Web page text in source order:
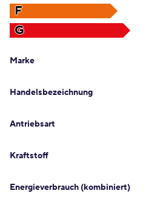
F
G
Marke
Handelsbezeichnung
Antriebsart
Kraftstoff
Energieverbrauch (kombiniert)